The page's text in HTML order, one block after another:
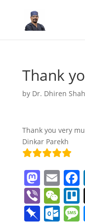
Thank
by Dr. Dhiren Shah
Thank you very
Dinkar Parekh
M
a
st
E
m
ai
Vi
b
W
e
Pi O